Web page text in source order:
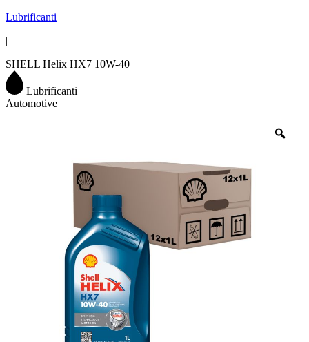
Lubrificanti
|
SHELL Helix HX7 10W-40
Lubrificanti
Automotive